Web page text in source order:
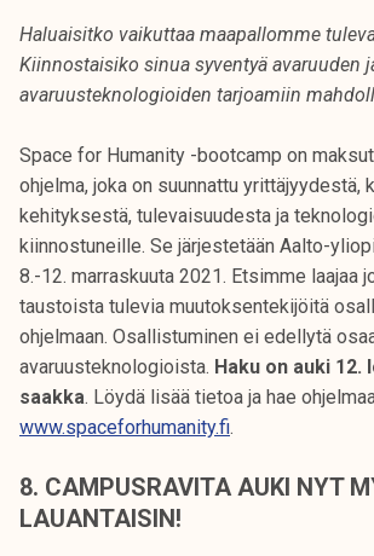
Haluaisitko vaikuttaa maapallomme
Kiinnostaisiko sinua syventyä avaruuden
avaruusteknologioiden tarjoamiin
Space for Humanity -bootcamp on
ohjelma, joka on suunnattu yrittäjyydestä,
kehityksestä, tulevaisuudesta ja
kiinnostuneille. Se järjestetään Aalto-
8.-12. marraskuuta 2021. Etsimme laajaa
taustoista tulevia muutoksentekijöitä
ohjelmaan. Osallistuminen ei edellytä
avaruusteknologioista. Haku on auki 12.
saakka. Löydä lisää tietoa ja hae
www.spaceforhumanity.fi.
8. CAMPUSRAVITA AUKI NYT
LAUANTAISIN!